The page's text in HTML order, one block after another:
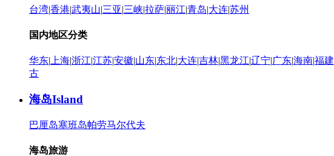
台湾|香港|武夷山|三亚|三峡|拉萨|丽江|青岛|大连|苏州
国内地区分类
华东| 上海|浙江|江苏|安徽|山东|东北|大连|吉林|黑龙江|辽宁|广东|海南|福建
古
海岛Island
巴厘岛塞班岛帕劳马尔代夫
海岛旅游